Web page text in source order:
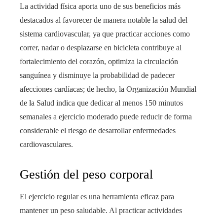
La actividad física aporta uno de sus beneficios más
destacados al favorecer de manera notable la salud del
sistema cardiovascular, ya que practicar acciones como
correr, nadar o desplazarse en bicicleta contribuye al
fortalecimiento del corazón, optimiza la circulación
sanguínea y disminuye la probabilidad de padecer
afecciones cardíacas; de hecho, la Organización Mundial
de la Salud indica que dedicar al menos 150 minutos
semanales a ejercicio moderado puede reducir de forma
considerable el riesgo de desarrollar enfermedades
cardiovasculares.
Gestión del peso corporal
El ejercicio regular es una herramienta eficaz para
mantener un peso saludable. Al practicar actividades